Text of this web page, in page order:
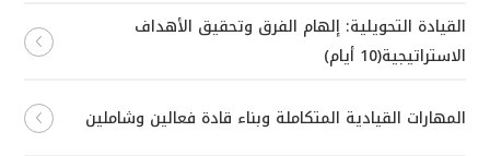
القيادة التحويلية: إلهام الفرق وتحقيق الأهداف
الاستراتيجية(10 أيام)
المهارات القيادية المتكاملة وبناء قادة فعالين وشاملين